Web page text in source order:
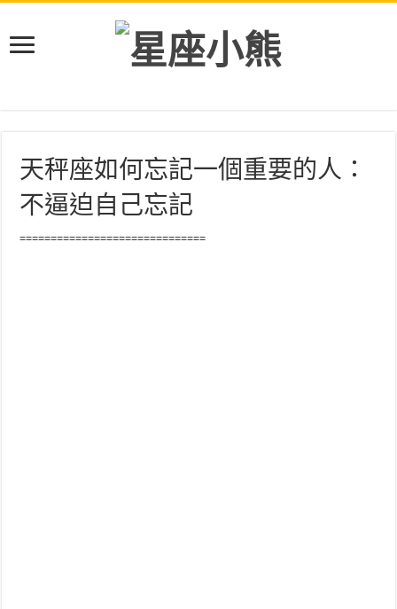
天秤座如何忘記一個重要的人：
不逼迫自己忘記
==============================